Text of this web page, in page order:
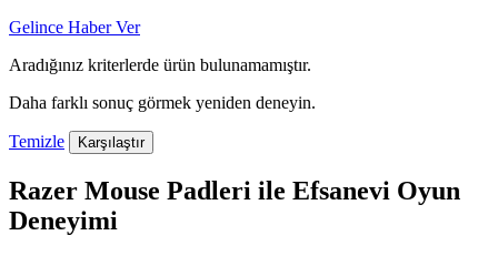
Gelince Haber Ver
Aradığınız kriterlerde ürün bulunamamıştır.
Daha farklı sonuç görmek yeniden deneyin.
Temizle Karşılaştır
Razer Mouse Padleri ile Efsanevi Oyun
Deneyimi